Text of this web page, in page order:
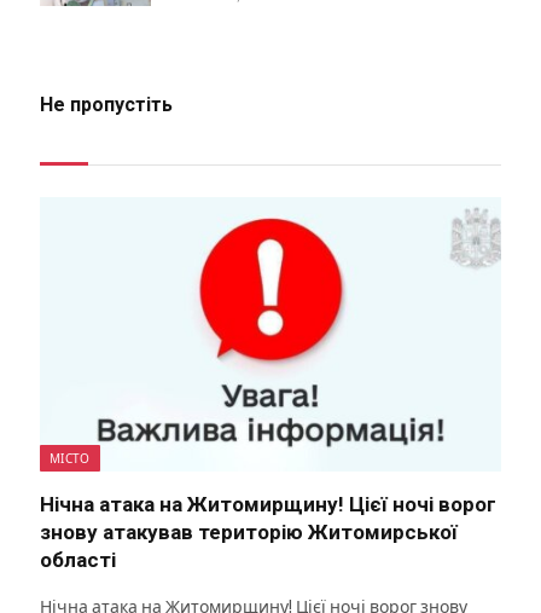
Не пропустіть
МІСТО
Нічна атака на Житомирщину! Цієї ночі ворог
знову атакував територію Житомирської
області
Нічна атака на Житомирщину! Цієї ночі ворог знову